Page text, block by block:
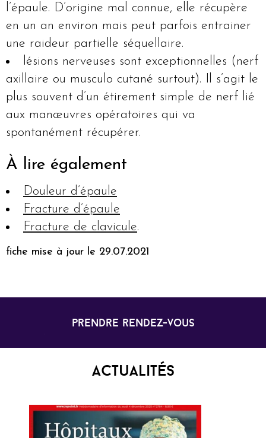
l’épaule. D’origine mal connue, elle récupère
en un an environ mais peut parfois entrainer
une raideur partielle séquellaire.
lésions nerveuses sont exceptionnelles (nerf
axillaire ou musculo cutané surtout). Il s’agit le
plus souvent d’un étirement simple de nerf lié
aux manœuvres opératoires qui va
spontanément récupérer.
À lire également
Douleur d’épaule
Fracture d’épaule
Fracture de clavicule.
fiche mise à jour le 29.07.2021
prendre rendez-vous
Actualités